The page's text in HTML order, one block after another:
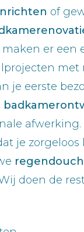
of
er een
met
je eerste
afwerking.
je
doen de